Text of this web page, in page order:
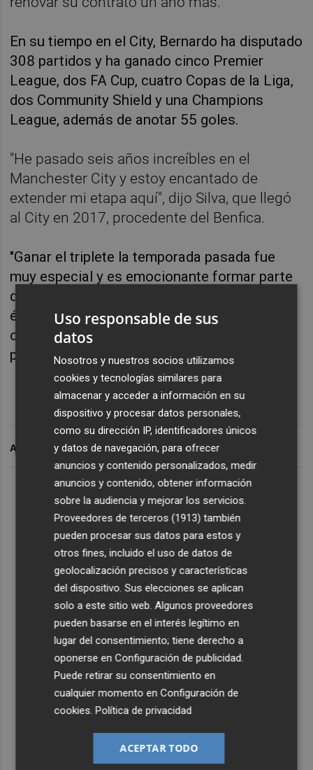
En su tiempo en el City, Bernardo ha disputado
308 partidos y ha ganado cinco Premier
League, dos FA Cup, cuatro Copas de la Liga,
dos Community Shield y una Champions
League, además de anotar 55 goles.
"He pasado seis años increíbles en el
Manchester City y estoy encantado de
extender mi etapa aquí", dijo Silva, que llegó
al City en 2017, procedente del Benfica.
"Ganar el triplete la temporada pasada fue
muy especial y es emocionante formar parte
de una plantilla con tanta hambre y pasión. El
éxito te hace querer más y este club me da la
oportunidad de seguir ganando", añadió el
portugués.
ARCHIVADO EN
Uso responsable de sus
datos
Nosotros y nuestros socios utilizamos
cookies y tecnologías similares para
almacenar y acceder a información en su
dispositivo y procesar datos personales,
como su dirección IP, identificadores únicos
y datos de navegación, para ofrecer
anuncios y contenido personalizados, medir
anuncios y contenido, obtener información
sobre la audiencia y mejorar los servicios.
Proveedores de terceros (1913) también
pueden procesar sus datos para estos y
otros fines, incluido el uso de datos de
geolocalización precisos y características
del dispositivo. Sus elecciones se aplican
solo a este sitio web. Algunos proveedores
pueden basarse en el interés legítimo en
lugar del consentimiento; tiene derecho a
oponerse enConfiguración de publicidad
Puede retirar su consentimiento en
cualquier momento enConfiguración de
cookies .Política de privacidad
ACEPTAR TODO